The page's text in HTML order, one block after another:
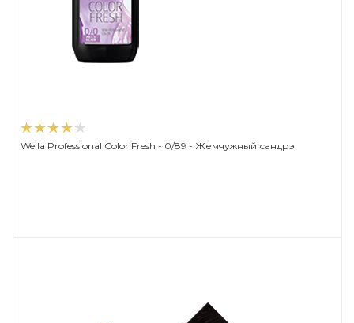
Wella Professional Color Fresh - 0/89 - Жемчужный сандрэ